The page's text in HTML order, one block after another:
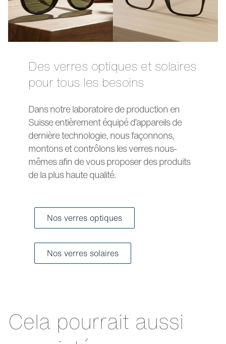
Des verres optiques et solaires
pour tous les besoins
Dans notre laboratoire de production en
Suisse entièrement équipé d’appareils de
dernière technologie, nous façonnons,
montons et contrôlons les verres nous-
mêmes afin de vous proposer des produits
de la plus haute qualité.
Nos verres optiques
Nos verres solaires
Cela pourrait aussi